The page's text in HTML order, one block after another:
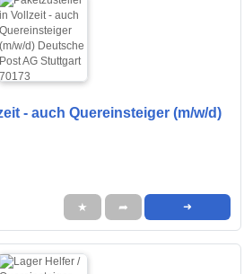
- auch Quereinsteiger (m/w/d)
★ ➦ ➜